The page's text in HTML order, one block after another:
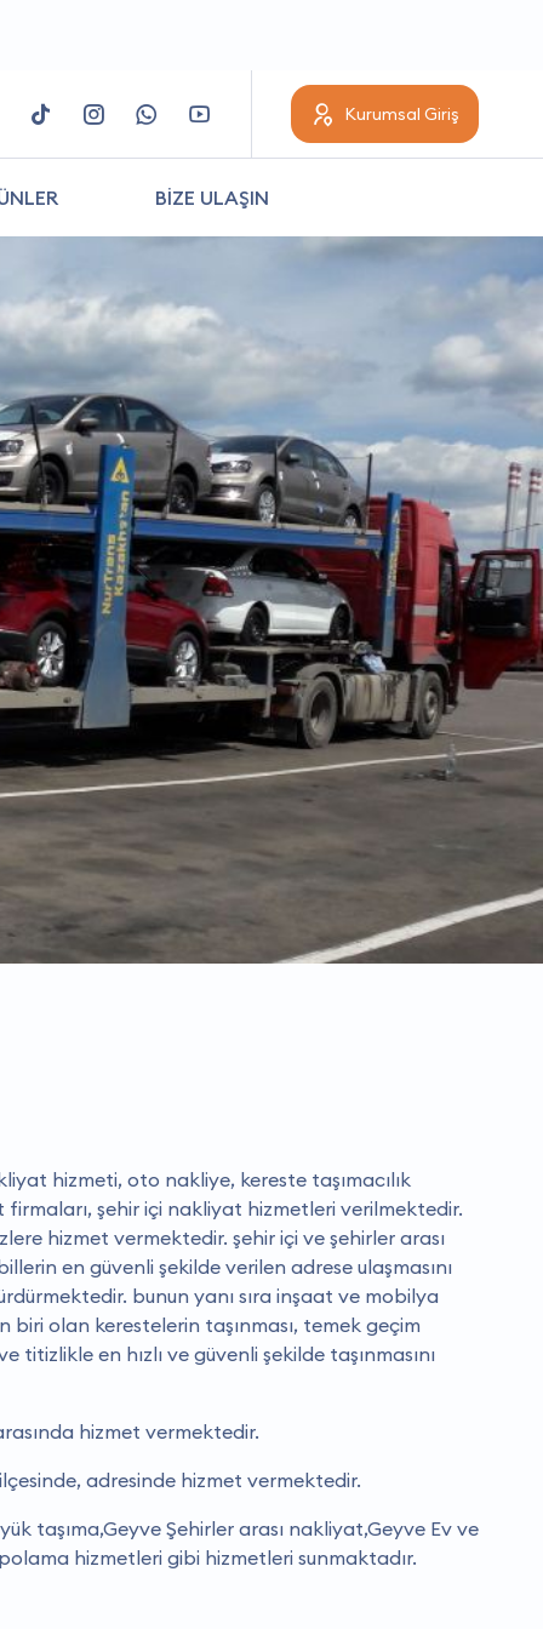
Kurumsal Giriş
BİZE ULAŞIN
hizmeti, oto nakliye, kereste taşımacılık
şehir içi nakliyat hizmetleri verilmektedir.
hizmet vermektedir. şehir içi ve şehirler arası
en güvenli şekilde verilen adrese ulaşmasını
bunun yanı sıra inşaat ve mobilya
biri olan kerestelerin taşınması, temek geçim
titizlikle en hızlı ve güvenli şekilde taşınmasını
hizmet vermektedir.
adresinde hizmet vermektedir.
taşıma,Geyve Şehirler arası nakliyat,Geyve Ev ve
hizmetleri gibi hizmetleri sunmaktadır.